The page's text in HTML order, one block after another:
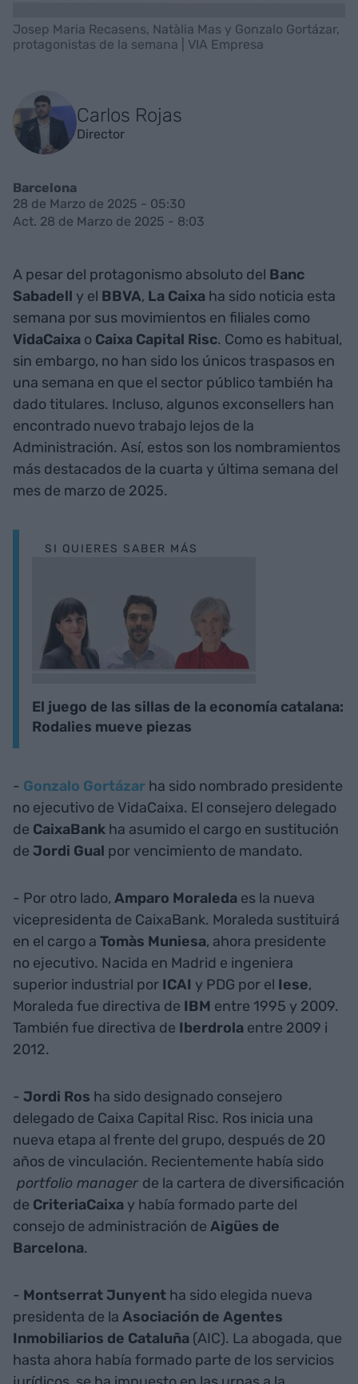
Josep Maria Recasens, Natàlia Mas y Gonzalo Gortázar,
protagonistas de la semana | VIA Empresa
Carlos Rojas
Director
Barcelona
28 de Marzo de 2025 - 05:30
Act. 28 de Marzo de 2025 - 8:03
A pesar del protagonismo absoluto del Banc
Sabadell y el BBVA, La Caixa ha sido noticia esta
semana por sus movimientos en filiales como
VidaCaixa o Caixa Capital Risc. Como es habitual,
sin embargo, no han sido los únicos traspasos en
una semana en que el sector público también ha
dado titulares. Incluso, algunos exconsellers han
encontrado nuevo trabajo lejos de la
Administración. Así, estos son los nombramientos
más destacados de la cuarta y última semana del
mes de marzo de 2025.
SI QUIERES SABER MÁS
El juego de las sillas de la economía catalana:
Rodalies mueve piezas
- Gonzalo Gortázar ha sido nombrado presidente
no ejecutivo de VidaCaixa. El consejero delegado
de CaixaBank ha asumido el cargo en sustitución
de Jordi Gual por vencimiento de mandato.
- Por otro lado, Amparo Moraleda es la nueva
vicepresidenta de CaixaBank. Moraleda sustituirá
en el cargo a Tomàs Muniesa, ahora presidente
no ejecutivo. Nacida en Madrid e ingeniera
superior industrial por ICAI y PDG por el Iese,
Moraleda fue directiva de IBM entre 1995 y 2009.
También fue directiva de Iberdrola entre 2009 i
2012.
- Jordi Ros ha sido designado consejero
delegado de Caixa Capital Risc. Ros inicia una
nueva etapa al frente del grupo, después de 20
años de vinculación. Recientemente había sido
portfolio manager de la cartera de diversificación
de CriteriaCaixa y había formado parte del
consejo de administración de Aigües de
Barcelona.
- Montserrat Junyent ha sido elegida nueva
presidenta de la Asociación de Agentes
Inmobiliarios de Cataluña (AIC). La abogada, que
hasta ahora había formado parte de los servicios